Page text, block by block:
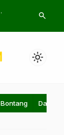
Serunya
search
light_mode
Bontang Daerah